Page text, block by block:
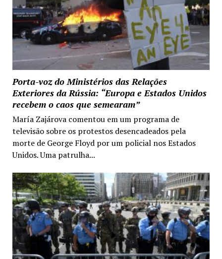
Porta-voz do Ministérios das Relações
Exteriores da Rússia: “Europa e Estados Unidos
recebem o caos que semearam”
María Zajárova comentou em um programa de
televisão sobre os protestos desencadeados pela
morte de George Floyd por um policial nos Estados
Unidos. Uma patrulha...